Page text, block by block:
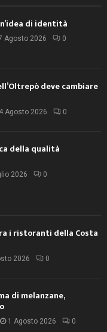
di identità
Agosto 2026 0
deve cambiare
4 Agosto 2026 0
della qualità
2026 0
i ristoranti della Costa
2026 0
di melanzane,
1 Agosto 2026 0